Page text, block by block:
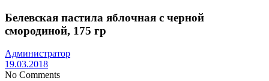
Белевская пастила яблочная с черной
смородиной, 175 гр
Администратор
19.03.2018
No Comments